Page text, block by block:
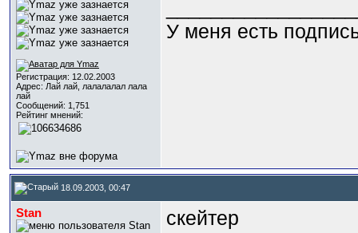
Регистрация: 12.02.2003
Адрес: Лай лай, лалалалал лала
лай
Сообщений: 1,751
Рейтинг мнений:
У меня есть
18.09.2003, 00:47
Stan
скейтер